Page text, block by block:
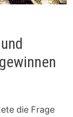
die Frage